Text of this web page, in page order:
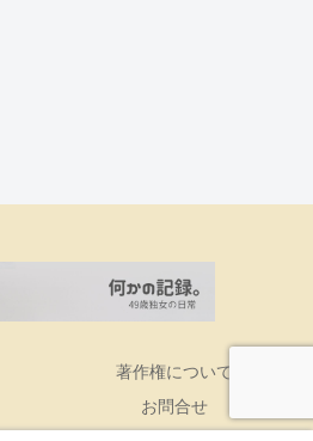
著作権について
お問合せ